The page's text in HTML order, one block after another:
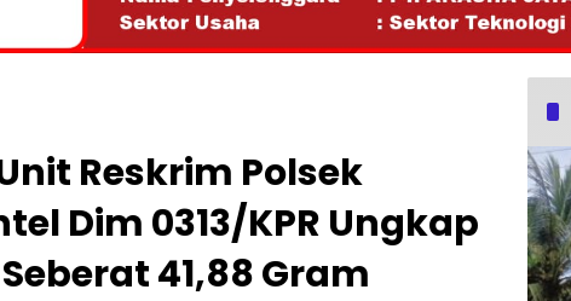
Reskrim Polsek
Dim 0313/KPR Ungkap
41,88 Gram